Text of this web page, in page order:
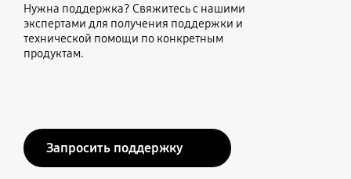
Нужна поддержка? Свяжитесь с нашими
экспертами для получения поддержки и
технической помощи по конкретным
продуктам.
Запросить поддержку